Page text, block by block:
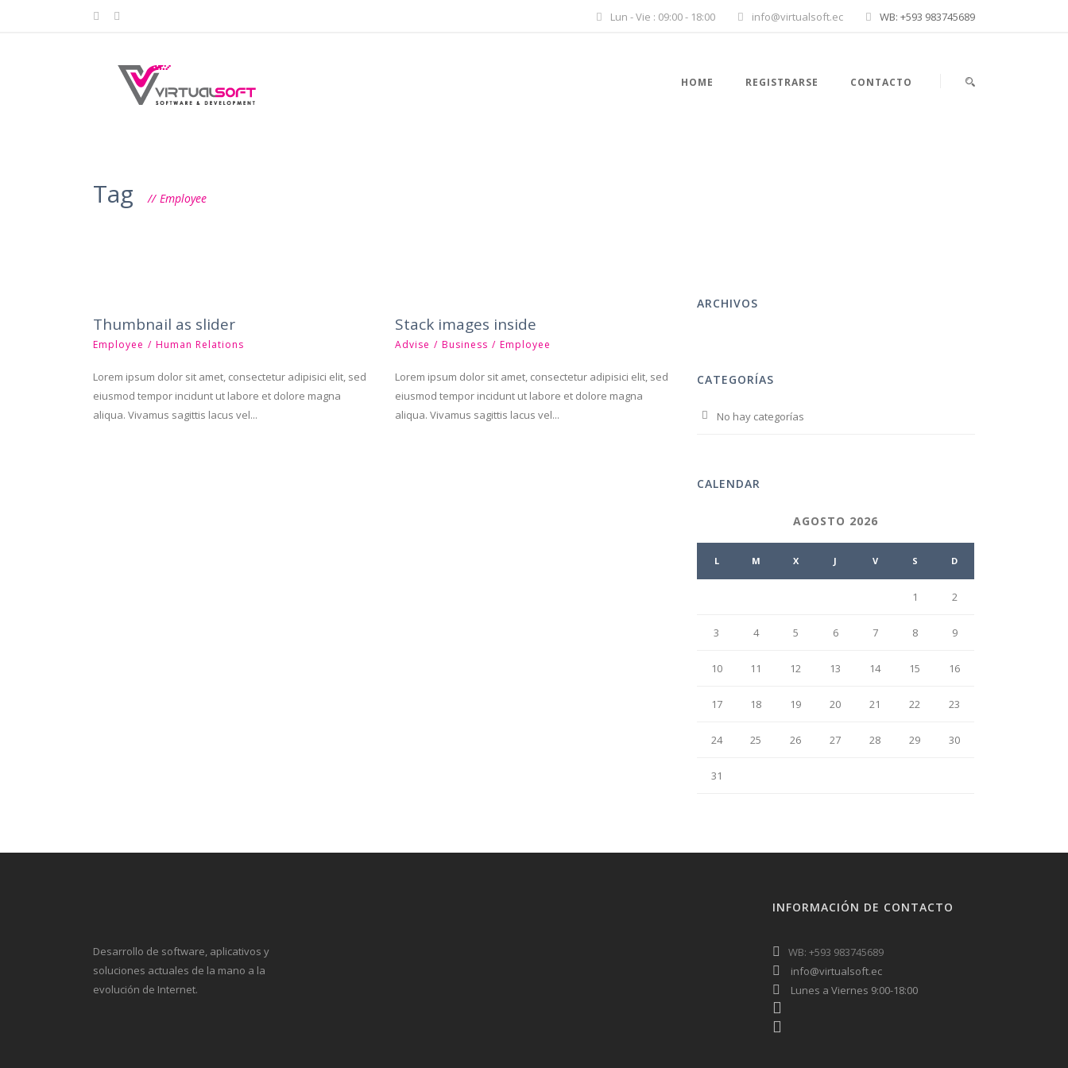
Lun - Vie : 09:00 - 18:00 info@virtualsoft.ec WB: +593 983745689
HOME REGISTRARSE CONTACTO
Tag Employee
Thumbnail as slider
Employee / Human Relations
Lorem ipsum dolor sit amet, consectetur adipisici elit, sed
eiusmod tempor incidunt ut labore et dolore magna
aliqua. Vivamus sagittis lacus vel...
Stack images inside
Advise / Business / Employee
Lorem ipsum dolor sit amet, consectetur adipisici elit, sed
eiusmod tempor incidunt ut labore et dolore magna
aliqua. Vivamus sagittis lacus vel...
ARCHIVOS
CATEGORÍAS
No hay categorías
CALENDAR
AGOSTO 2026
L M X J V S D
1 2
3 4 5 6 7 8 9
10 11 12 13 14 15 16
17 18 19 20 21 22 23
24 25 26 27 28 29 30
31
Desarrollo de software, aplicativos y
soluciones actuales de la mano a la
evolución de Internet.
INFORMACIÓN DE CONTACTO
WB: +593 983745689
info@virtualsoft.ec
Lunes a Viernes 9:00-18:00